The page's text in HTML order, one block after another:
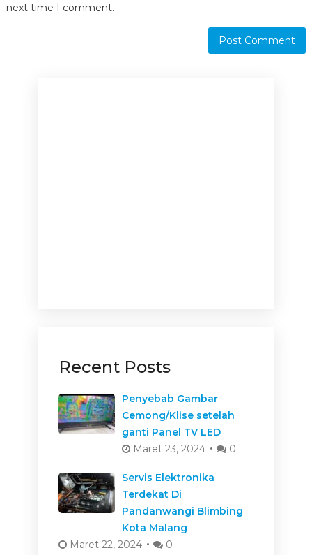
next time I comment.
Recent Posts
Penyebab Gambar
Cemong/Klise setelah
ganti Panel TV LED
Maret 23, 2024
0
Servis Elektronika
Terdekat Di
Pandanwangi Blimbing
Kota Malang
Maret 22, 2024
0